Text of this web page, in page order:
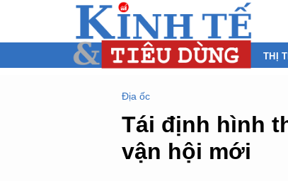
THỊ
Địa ốc
Tái định hình
vận hội mới